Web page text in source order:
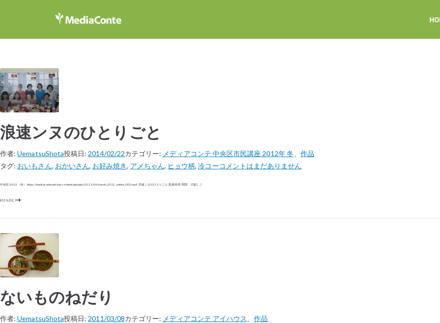
浪速ンヌのひとりごと
作者:UematsuShota投稿日: 2014/02/22カテゴリー: メディアコンテ 中央区市民講座 2012年 冬
作品
タグ: おいもさん, おかいさん, お好み焼き, アメちゃん, ヒョウ柄,冷コーコメントはまだありません
中央区 2012（冬） https://mediaconte.net/wp-content/uploads/2021/04/chuoh_2012_winter_003.mp4 浪速ンヌのひとりごと 黒瀬 暁美 関西・大阪 […]
続きを読む
ないものねだり
作者:UematsuShota投稿日: 2011/03/08カテゴリー: メディアコンテ アイハウス 、作品